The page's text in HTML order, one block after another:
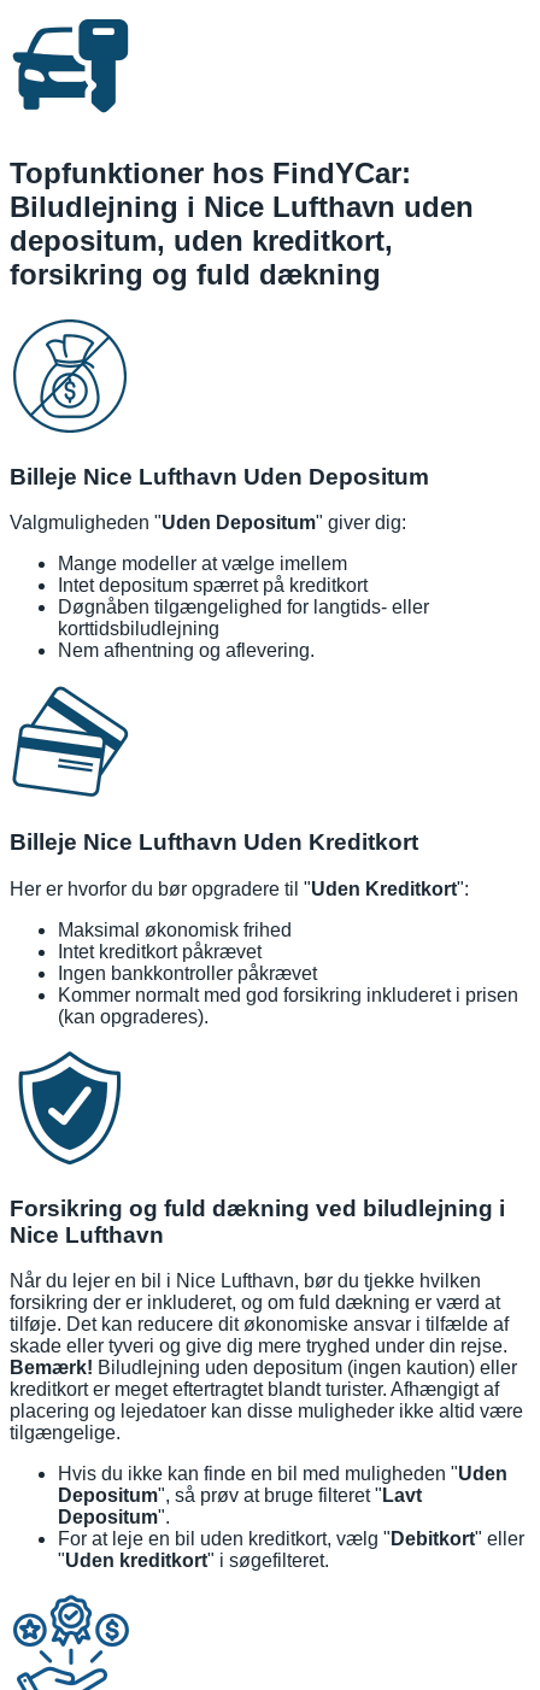
Topfunktioner hos FindYCar:
Biludlejning i Nice Lufthavn uden
depositum, uden kreditkort,
forsikring og fuld dækning
Billeje Nice Lufthavn Uden Depositum
Valgmuligheden "Uden Depositum" giver dig:
Mange modeller at vælge imellem
Intet depositum spærret på kreditkort
Døgnåben tilgængelighed for langtids- eller
korttidsbiludlejning
Nem afhentning og aflevering.
Billeje Nice Lufthavn Uden Kreditkort
Her er hvorfor du bør opgradere til "Uden Kreditkort":
Maksimal økonomisk frihed
Intet kreditkort påkrævet
Ingen bankkontroller påkrævet
Kommer normalt med god forsikring inkluderet i prisen
(kan opgraderes).
Forsikring og fuld dækning ved biludlejning i
Nice Lufthavn
Når du lejer en bil i Nice Lufthavn, bør du tjekke hvilken
forsikring der er inkluderet, og om fuld dækning er værd at
tilføje. Det kan reducere dit økonomiske ansvar i tilfælde af
skade eller tyveri og give dig mere tryghed under din rejse.
Bemærk! Biludlejning uden depositum (ingen kaution) eller
kreditkort er meget eftertragtet blandt turister. Afhængigt af
placering og lejedatoer kan disse muligheder ikke altid være
tilgængelige.
Hvis du ikke kan finde en bil med muligheden "Uden
Depositum", så prøv at bruge filteret " Lavt
Depositum".
For at leje en bil uden kreditkort, vælg " Debitkort" eller
"Uden kreditkort" i søgefilteret.